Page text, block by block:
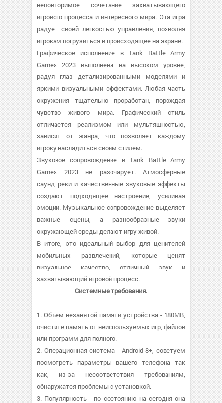
неповторимое сочетание захватывающего
игрового процесса и интересного мира. Эта игра
радует своей легкостью управления, позволяя
игрокам погрузиться в происходящее на экране.
Графическое исполнение в Tank Battle Army
Games 2023 выполнена на высоком уровне,
радуя глаз детализированными моделями и
яркими визуальными эффектами. Любая часть
окружения тщательно проработан, порождая
чувство живого мира. Графический стиль
отличается реализмом или мультяшностью,
зависит от жанра, что позволяет каждому
игроку насладиться своим стилем.
Звуковое сопровождение в Tank Battle Army
Games 2023 не разочарует. Атмосферные
саундтреки и качественные звуковые эффекты
создают подходящее настроение, усиливая
эмоции. Музыкальное сопровождение выделяет
важные сцены, а разнообразные звуки
окружающей среды делают игру живой.
В итоге, это идеальный выбор для ценителей
мобильных развлечений, которые ценят
визуальное качество, отличный звук и
захватывающий игровой процесс.
Системные требования.
1. Объем незанятой памяти устройства - 180MB,
очистите память от неиспользуемых игр, файлов
или программ для полного.
2. Операционная система - Android 8+, советуем
посмотреть параметры вашего телефона так
как, из-за несоответствия требованиям,
обнаружатся проблемы с установкой.
3. Популярность - по состоянию на сегодня она